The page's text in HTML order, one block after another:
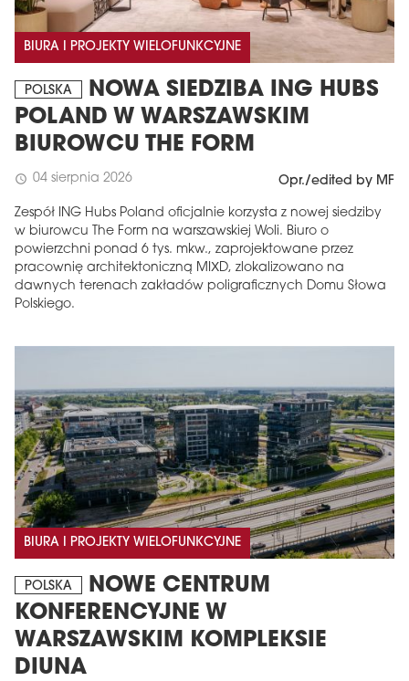
BIURA I PROJEKTY WIELOFUNKCYJNE
POLSKA
NOWA SIEDZIBA ING HUBS
POLAND W WARSZAWSKIM
BIUROWCU THE FORM
schedule 04 sierpnia 2026 Opr./edited by MF
Zespół ING Hubs Poland oficjalnie korzysta z nowej siedziby
w biurowcu The Form na warszawskiej Woli. Biuro o
powierzchni ponad 6 tys. mkw., zaprojektowane przez
pracownię architektoniczną MIXD, zlokalizowano na
dawnych terenach zakładów poligraficznych Domu Słowa
Polskiego.
BIURA I PROJEKTY WIELOFUNKCYJNE
POLSKA
NOWE CENTRUM
KONFERENCYJNE W
WARSZAWSKIM KOMPLEKSIE
DIUNA